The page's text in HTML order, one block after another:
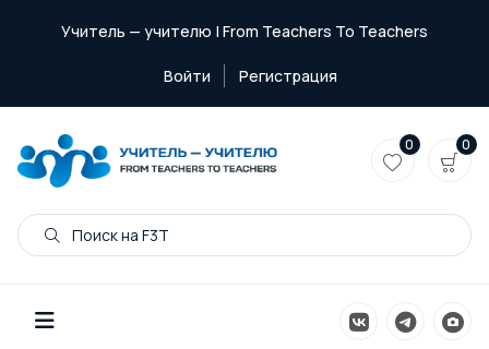
Учитель — учителю | From Teachers To Teachers
Войти Регистрация
Поиск на F3T
0 0